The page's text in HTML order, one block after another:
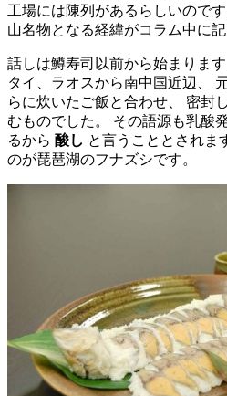
工場には陳列があるらしいので
山名物となる経緯がコラム中に記
話しは鱒寿司以前から始まりま
タイ、ラオスから南中国近辺、
らに炊いたご飯と合わせ、 密封
むものでした。 その語源も乳酸
るから 酸し と言うこととされま
のが琵琶湖のフナズシです。